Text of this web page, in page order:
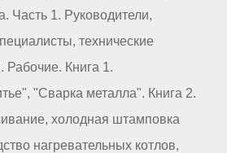
Часть 1. Руководители,
технические
Рабочие. Книга 1.
"Сварка металла". Книга 2.
холодная штамповка
нагревательных котлов,